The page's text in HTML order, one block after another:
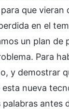
que vieran
en el
un plan de
Para
y demostrar
nueva
antes